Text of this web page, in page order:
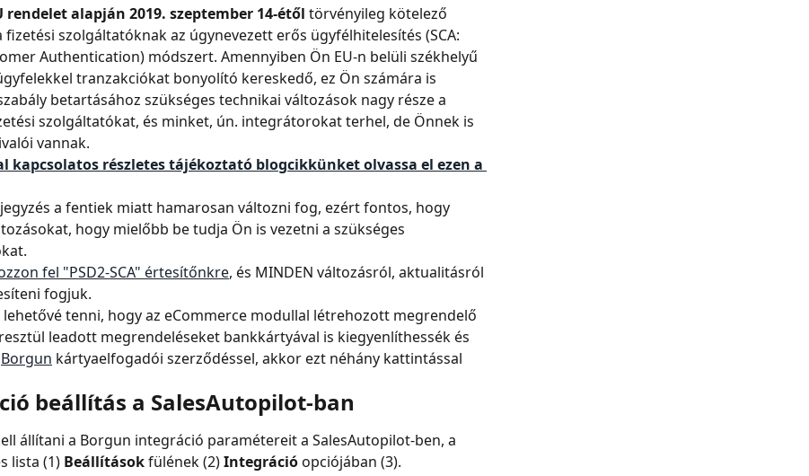
rendelet alapján 2019. szeptember 14-étől törvényileg kötelező
fizetési szolgáltatóknak az úgynevezett erős ügyfélhitelesítés (SCA:
Authentication) módszert. Amennyiben Ön EU-n belüli székhelyű
tranzakciókat bonyolító kereskedő, ez Ön számára is
betartásához szükséges technikai változások nagy része a
szolgáltatókat, és minket, ún. integrátorokat terhel, de Önnek is
vannak.
kapcsolatos részletes tájékoztató blogcikkünket olvassa el ezen a
a fentiek miatt hamarosan változni fog, ezért fontos, hogy
hogy mielőbb be tudja Ön is vezetni a szükséges
fel "PSD2-SCA" értesítőnkre, és MINDEN változásról, aktualitásról
fogjuk.
lehetővé tenni, hogy az eCommerce modullal létrehozott megrendelő
leadott megrendeléseket bankkártyával is kiegyenlíthessék és
Borgun kártyaelfogadói szerződéssel, akkor ezt néhány kattintással
beállítás a SalesAutopilot-ban
állítani a Borgun integráció paramétereit a SalesAutopilot-ben, a
lista (1) Beállítások fülének (2) Integráció opciójában (3).